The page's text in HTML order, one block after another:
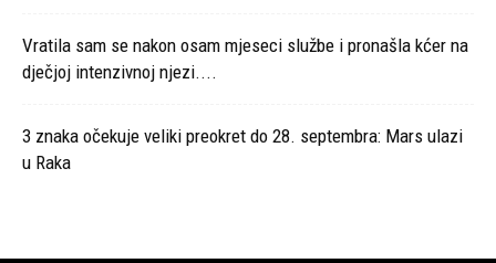
Vratila sam se nakon osam mjeseci službe i pronašla kćer na
dječjoj intenzivnoj njezi....
3 znaka očekuje veliki preokret do 28. septembra: Mars ulazi
u Raka